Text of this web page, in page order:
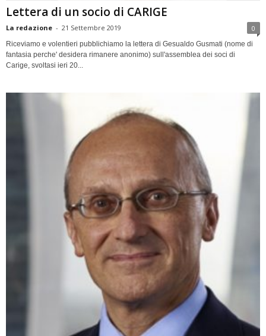
Lettera di un socio di CARIGE
La redazione - 21 Settembre 2019 0
Riceviamo e volentieri pubblichiamo la lettera di Gesualdo Gusmati (nome di
fantasia perche' desidera rimanere anonimo) sull'assemblea dei soci di
Carige, svoltasi ieri 20...